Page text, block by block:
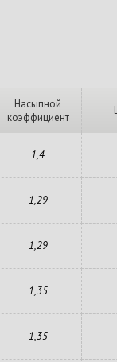
Насыпной
коэффициент
1,4
1,29
1,29
1,35
1,35